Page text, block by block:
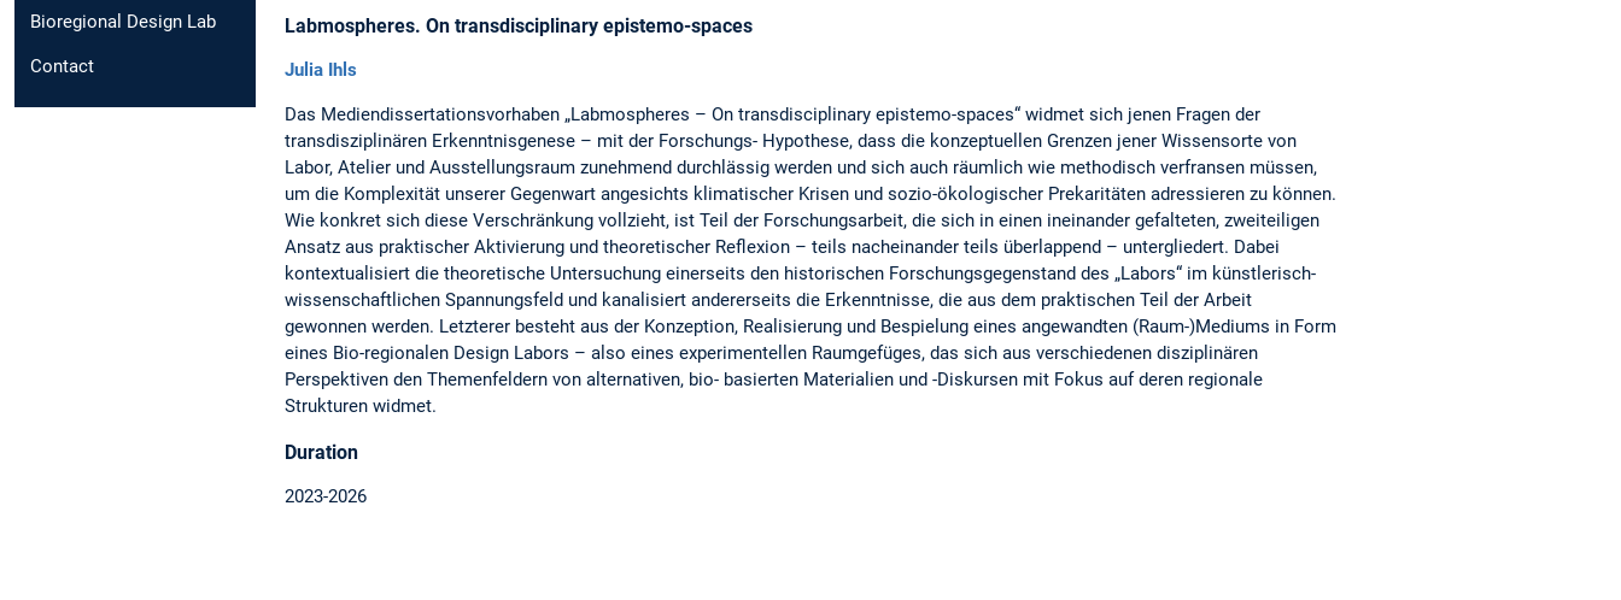
Bioregional Design Lab
Contact
Labmospheres. On transdisciplinary epistemo-spaces
Julia Ihls
Das Mediendissertationsvorhaben „Labmospheres – On transdisciplinary epistemo-spaces“ widmet sich jenen Fragen der
transdisziplinären Erkenntnisgenese – mit der Forschungs- Hypothese, dass die konzeptuellen Grenzen jener Wissensorte von
Labor, Atelier und Ausstellungsraum zunehmend durchlässig werden und sich auch räumlich wie methodisch verfransen müssen,
um die Komplexität unserer Gegenwart angesichts klimatischer Krisen und sozio-ökologischer Prekaritäten adressieren zu können.
Wie konkret sich diese Verschränkung vollzieht, ist Teil der Forschungsarbeit, die sich in einen ineinander gefalteten, zweiteiligen
Ansatz aus praktischer Aktivierung und theoretischer Reflexion – teils nacheinander teils überlappend – untergliedert. Dabei
kontextualisiert die theoretische Untersuchung einerseits den historischen Forschungsgegenstand des „Labors“ im künstlerisch-
wissenschaftlichen Spannungsfeld und kanalisiert andererseits die Erkenntnisse, die aus dem praktischen Teil der Arbeit
gewonnen werden. Letzterer besteht aus der Konzeption, Realisierung und Bespielung eines angewandten (Raum-)Mediums in Form
eines Bio-regionalen Design Labors – also eines experimentellen Raumgefüges, das sich aus verschiedenen disziplinären
Perspektiven den Themenfeldern von alternativen, bio- basierten Materialien und -Diskursen mit Fokus auf deren regionale
Strukturen widmet.
Duration
2023-2026